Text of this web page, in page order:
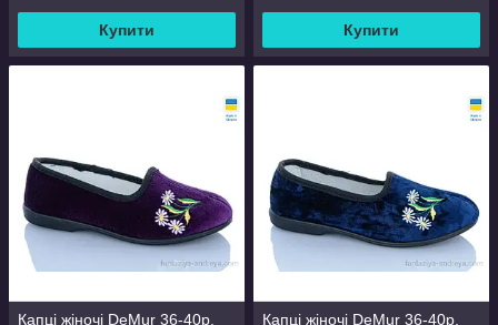
Купити Купити
Капці жіночі DeMur 36-40р.
Капці жіночі DeMur 36-40р.